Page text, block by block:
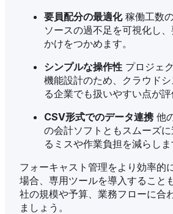
要員配分の最適化稼働工数
ソースの過不足を可視化し
かけをつかめます。
シンプルな操作性 プロジェ
機能設計のため、クラウド
る企業でも扱いやすい点が評
CSV形式でのデータ連携 他
の会計ソフトともスムーズ
るミスや作業負担を減らしま
フォーキャスト管理をより効率的
場合、専用ツールを導入すること
社の規模や予算、業務フローに合
ましょう。